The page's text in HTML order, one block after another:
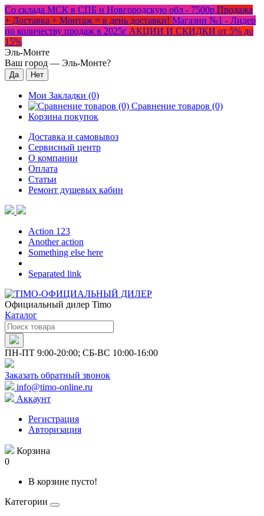
Со склада МСК в СПБ и Новгородскую обл - 7500р Продажа
+ Доставка + Монтаж = в день доставки! Магазин №1 - Лидер
по количеству продаж в 2025г АКЦИИ И СКИДКИ от 5% до
15%
Эль-Монте
Ваш город — Эль-Монте?
Мои Закладки (0)
Сравнение товаров (0)
Корзина покупок
Доставка и самовывоз
Сервисный центр
О компании
Оплата
Статьи
Ремонт душевых кабин
Action 123
Another action
Something else here
Separated link
Официальный дилер Timo
Каталог
ПН-ПТ 9:00-20:00; СБ-ВС 10:00-16:00
Заказать обратный звонок
info@timo-online.ru
Аккаунт
Регистрация
Авторизация
Корзина
0
В корзине пусто!
Категории